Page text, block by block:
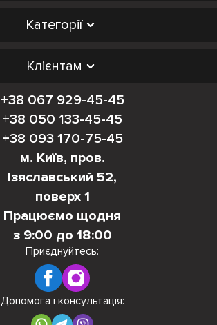
Категорії
Клієнтам
+38 067 929-45-45
+38 050 133-45-45
+38 093 170-75-45
м. Київ, пров.
Ізяславський 52,
поверх 1
Працюємо щодня
з 9:00 до 18:00
Приєднуйтесь:
Допомога і консультація: